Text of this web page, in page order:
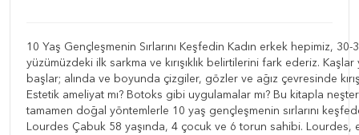
10 Yaş Gençleşmenin Sırlarını Keşfedin Kadın erkek hepimiz, 30-
yüzümüzdeki ilk sarkma ve kırışıklık belirtilerini fark ederiz.
başlar; alında ve boyunda çizgiler, gözler ve ağız çevresinde
Estetik ameliyat mı? Botoks gibi uygulamalar mı? Bu kitapla
tamamen doğal yöntemlerle 10 yaş gençleşmenin sırlarını
Lourdes Çabuk 58 yaşında, 4 çocuk ve 6 torun sahibi. Lourdes,